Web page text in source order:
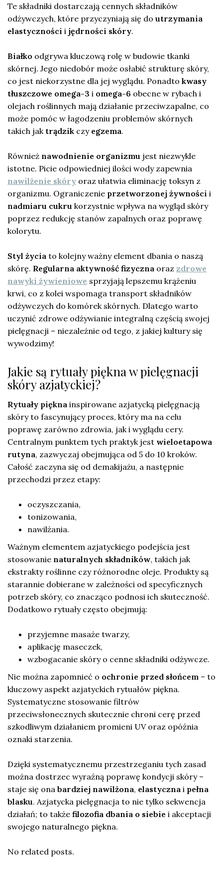
Te składniki dostarczają cennych składników
odżywczych, które przyczyniają się do utrzymania
elastyczności i jędrności skóry.
Białko odgrywa kluczową rolę w budowie tkanki
skórnej. Jego niedobór może osłabić strukturę skóry,
co jest niekorzystne dla jej wyglądu. Ponadto kwasy
tłuszczowe omega-3 i omega-6 obecne w rybach i
olejach roślinnych mają działanie przeciwzapalne, co
może pomóc w łagodzeniu problemów skórnych
takich jak trądzik czy egzema.
Również nawodnienie organizmu jest niezwykle
istotne. Picie odpowiedniej ilości wody zapewnia
nawilżenie skóry oraz ułatwia eliminację toksyn z
organizmu. Ograniczenie przetworzonej żywności i
nadmiaru cukru korzystnie wpływa na wygląd skóry
poprzez redukcję stanów zapalnych oraz poprawę
kolorytu.
Styl życia to kolejny ważny element dbania o naszą
skórę. Regularna aktywność fizyczna oraz zdrowe
nawyki żywieniowe sprzyjają lepszemu krążeniu
krwi, co z kolei wspomaga transport składników
odżywczych do komórek skórnych. Dlatego warto
uczynić zdrowe odżywianie integralną częścią swojej
pielęgnacji – niezależnie od tego, z jakiej kultury się
wywodzimy!
Jakie są rytuały piękna w pielęgnacji
skóry azjatyckiej?
Rytuały piękna inspirowane azjatycką pielęgnacją
skóry to fascynujący proces, który ma na celu
poprawę zarówno zdrowia, jak i wyglądu cery.
Centralnym punktem tych praktyk jest wieloetapowa
rutyna, zazwyczaj obejmująca od 5 do 10 kroków.
Całość zaczyna się od demakijażu, a następnie
przechodzi przez etapy:
oczyszczania,
tonizowania,
nawilżania.
Ważnym elementem azjatyckiego podejścia jest
stosowanie naturalnych składników, takich jak
ekstrakty roślinne czy różnorodne oleje. Produkty są
starannie dobierane w zależności od specyficznych
potrzeb skóry, co znacząco podnosi ich skuteczność.
Dodatkowo rytuały często obejmują:
przyjemne masaże twarzy,
aplikację maseczek,
wzbogacanie skóry o cenne składniki odżywcze.
Nie można zapomnieć o ochronie przed słońcem – to
kluczowy aspekt azjatyckich rytuałów piękna.
Systematyczne stosowanie filtrów
przeciwsłonecznych skutecznie chroni cerę przed
szkodliwym działaniem promieni UV oraz opóźnia
oznaki starzenia.
Dzięki systematycznemu przestrzeganiu tych zasad
można dostrzec wyraźną poprawę kondycji skóry –
staje się ona bardziej nawilżona, elastyczna i pełna
blasku. Azjatycka pielęgnacja to nie tylko sekwencja
działań; to także filozofia dbania o siebie i akceptacji
swojego naturalnego piękna.
No related posts.